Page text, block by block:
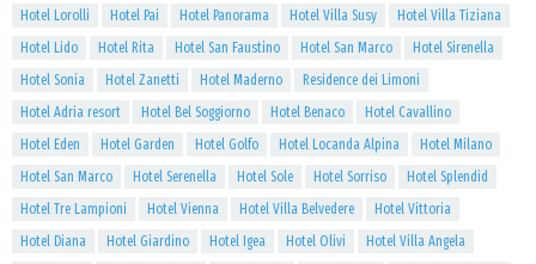
Hotel Lorolli
Hotel Pai Hotel Panorama Hotel Villa Susy
Hotel Villa Tiziana
Hotel Lido
Hotel Rita Hotel San Faustino Hotel San Marco
Hotel Sirenella
Hotel Sonia
Hotel Zanetti Hotel Maderno
Residence dei Limoni
Hotel Adria resort
Hotel Bel Soggiorno Hotel Benaco
Hotel Cavallino
Hotel Eden
Hotel Garden Hotel Golfo Hotel Locanda Alpina
Hotel Milano
Hotel San Marco
Hotel Serenella Hotel Sole Hotel Sorriso
Hotel Splendid
Hotel Tre Lampioni
Hotel Vienna Hotel Villa Belvedere
Hotel Vittoria
Hotel Diana
Hotel Giardino Hotel Igea Hotel Olivi
Hotel Villa Angela